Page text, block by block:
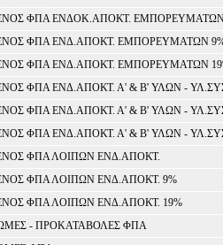
ΦΠΑ ΕΝΔΟΚ.ΑΠΟΚΤ.
ΦΠΑ ΕΝΔ.ΑΠΟΚΤ. ΕΜΠΟΡΕΥΜΑΤΩΝ
ΦΠΑ ΕΝΔ.ΑΠΟΚΤ. ΕΜΠΟΡΕΥΜΑΤΩΝ
ΦΠΑ ΕΝΔ.ΑΠΟΚΤ. Α' & Β' ΥΛΩΝ -
ΦΠΑ ΕΝΔ.ΑΠΟΚΤ. Α' & Β' ΥΛΩΝ -
ΦΠΑ ΕΝΔ.ΑΠΟΚΤ. Α' & Β' ΥΛΩΝ -
ΦΠΑ ΛΟΙΠΩΝ ΕΝΔ.ΑΠΟΚΤ.
ΦΠΑ ΛΟΙΠΩΝ ΕΝΔ.ΑΠΟΚΤ. 9%
ΦΠΑ ΛΟΙΠΩΝ ΕΝΔ.ΑΠΟΚΤ. 19%
- ΠΡΟΚΑΤΑΒΟΛΕΣ ΦΠΑ